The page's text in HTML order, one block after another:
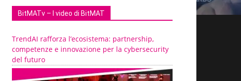
BitMATv – I video di BitMAT
TrendAI rafforza l’ecosistema: partnership,
competenze e innovazione per la cybersecurity
del futuro